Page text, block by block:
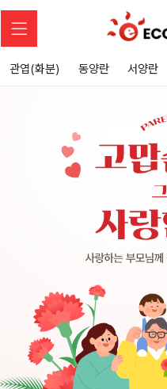
관엽(화분) 동양란 서양란